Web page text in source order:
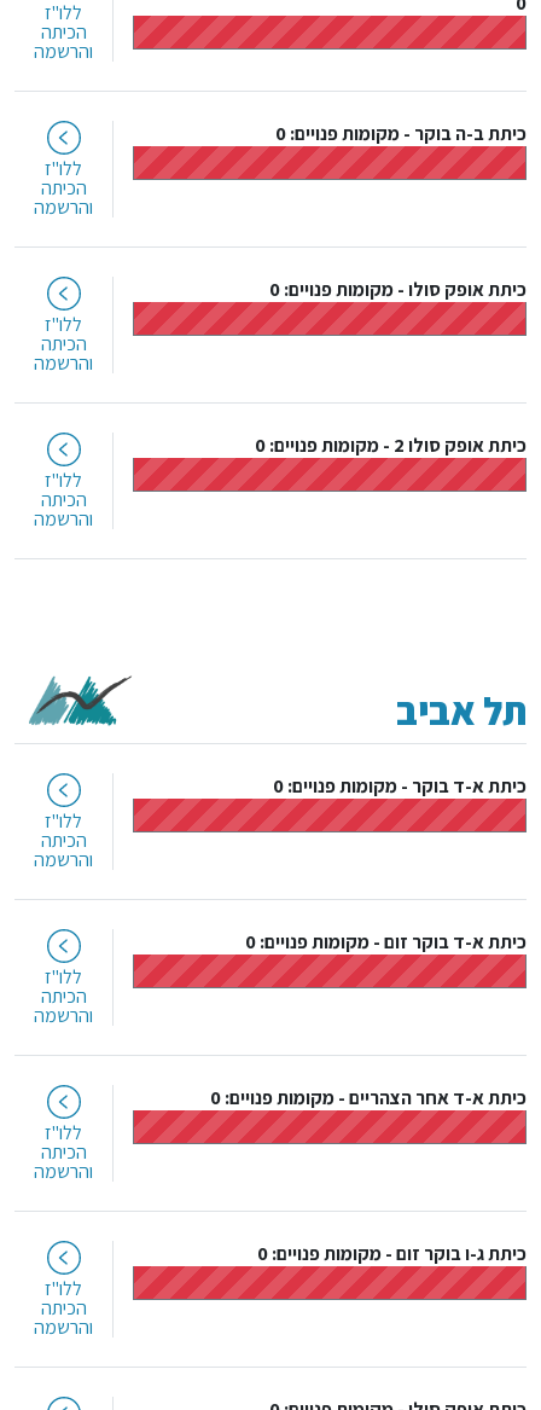
ללו"ז
הכיתה
והרשמה
כיתת ב-ה בוקר -מקומות פנויים: 0
ללו"ז
הכיתה
והרשמה
כיתת אופק סולו-מקומות פנויים: 0
ללו"ז
הכיתה
והרשמה
כיתת אופק סולו 2 -מקומות פנויים: 0
ללו"ז
הכיתה
והרשמה
תל אביב
כיתת א-ד בוקר -מקומות פנויים: 0
ללו"ז
הכיתה
והרשמה
כיתת א-ד בוקר זום-מקומות פנויים: 0
ללו"ז
הכיתה
והרשמה
כיתת א-ד אחר הצהריים-מקומות פנויים: 0
ללו"ז
הכיתה
והרשמה
כיתת ג-ו בוקר זום-מקומות פנויים: 0
ללו"ז
הכיתה
והרשמה